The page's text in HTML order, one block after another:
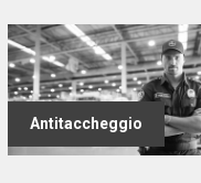
Antitaccheggio